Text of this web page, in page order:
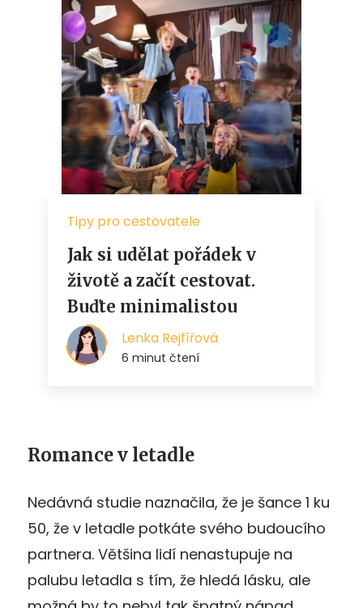
Romance v letadle
Nedávná studie naznačila, že je šance 1 ku
50, že v letadle potkáte svého budoucího
partnera. Většina lidí nenastupuje na
palubu letadla s tím, že hledá lásku, ale